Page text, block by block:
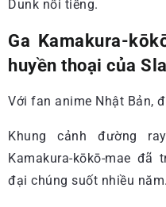
Dunk nổi tiếng.
Ga Kamakura-
huyền thoại của
Với fan anime Nhật Bản,
Khung cảnh đường
Kamakura-kōkō-mae
đại chúng suốt nhiều năm.